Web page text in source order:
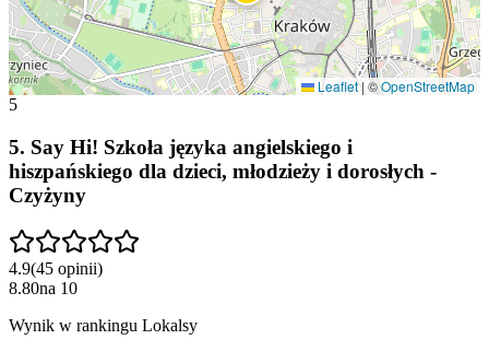
Leaflet| ©OpenStreetMap
5
5. Say Hi! Szkoła języka angielskiego i
hiszpańskiego dla dzieci, młodzieży i dorosłych -
Czyżyny
4.9(45 opinii)
8.80na 10
Wynik w rankingu Lokalsy